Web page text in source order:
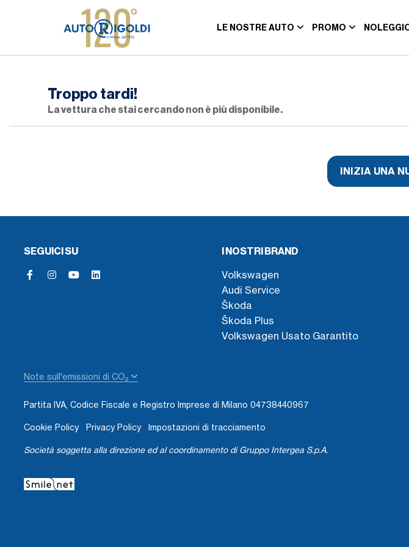
LE NOSTRE AUTO PROMO
Troppo tardi!
La vettura che stai cercando non è più disponibile.
INIZIA UNA
SEGUICI SU I NOSTRI BRAND
Volkswagen
Audi Service
Škoda
Škoda Plus
Volkswagen Usato Garantito
Note sull'emissioni di CO₂
Partita IVA, Codice Fiscale e Registro Imprese di Milano 04738440967
Cookie Policy Privacy Policy Impostazioni di tracciamento
Società soggetta alla direzione ed al coordinamento di Gruppo Intergea S.p.A.